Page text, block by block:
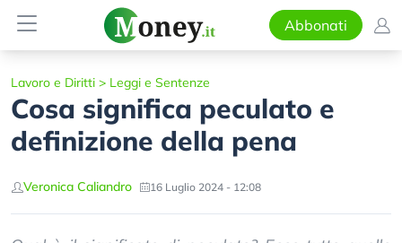
Abbonati
Lavoro e Diritti > Leggi e Sentenze
Cosa significa peculato e
definizione della pena
Veronica Caliandro 16 Luglio 2024 - 12:08